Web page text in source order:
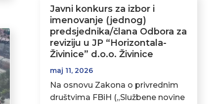
Javni konkurs za izbor i
imenovanje (jednog)
predsjednika/člana Odbora za
reviziju u JP “Horizontala-
Živinice” d.o.o. Živinice
maj 11, 2026
Na osnovu Zakona o privrednim
društvima FBiH („Službene novine